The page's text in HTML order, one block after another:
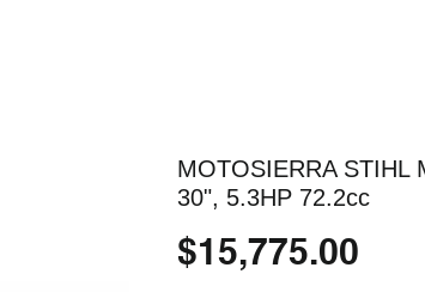
MOTOSIERRA STIHL
30", 5.3HP 72.2cc
$15,775.00